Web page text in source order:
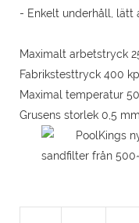
- Enkelt underhåll, lätt
Maximalt arbetstryck
Fabrikstesttryck 400
Maximal temperatur
Grusens storlek 0,5